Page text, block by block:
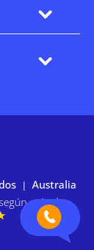
|
Australia
más de